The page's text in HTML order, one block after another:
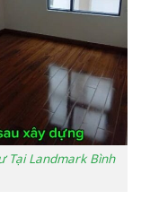
Tại Landmark Bình